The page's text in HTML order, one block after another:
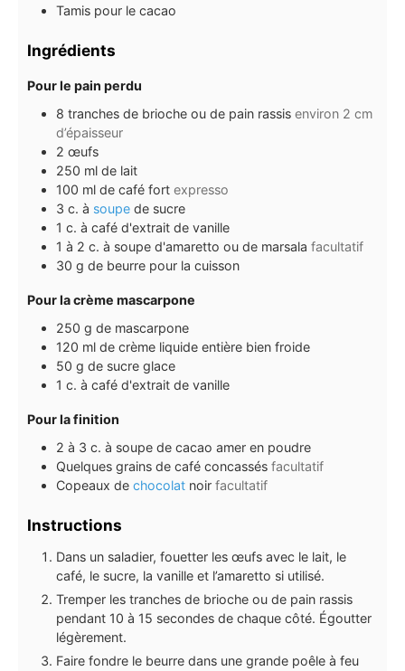
Tamis pour le cacao
Ingrédients
Pour le pain perdu
8 tranches de brioche ou de pain rassis environ 2 cm
d’épaisseur
2 œufs
250 ml de lait
100 ml de café fort expresso
3 c. à soupe de sucre
1 c. à café d'extrait de vanille
1 à 2 c. à soupe d'amaretto ou de marsala facultatif
30 g de beurre pour la cuisson
Pour la crème mascarpone
250 g de mascarpone
120 ml de crème liquide entière bien froide
50 g de sucre glace
1 c. à café d'extrait de vanille
Pour la finition
2 à 3 c. à soupe de cacao amer en poudre
Quelques grains de café concassés facultatif
Copeaux de chocolat noir facultatif
Instructions
Dans un saladier, fouetter les œufs avec le lait, le
café, le sucre, la vanille et l’amaretto si utilisé.
Tremper les tranches de brioche ou de pain rassis
pendant 10 à 15 secondes de chaque côté. Égoutter
légèrement.
Faire fondre le beurre dans une grande poêle à feu